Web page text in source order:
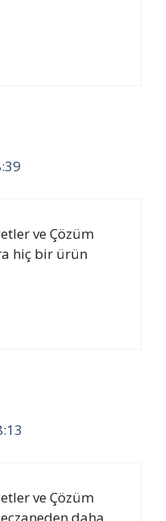
ve Çözüm
hiç bir ürün
ve Çözüm